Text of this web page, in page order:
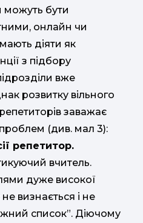
можуть бути
онлайн чи
діяти як
з підбору
вже
розвитку вільного
заважає
(див. мал 3):
репетитор.
вчитель.
дуже високої
не визнається і не
список”. Діючому